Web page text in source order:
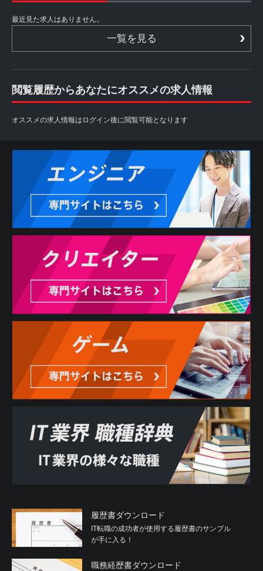
最近見た求人はありません。
一覧を見る
閲覧履歴からあなたにオススメの求人情報
オススメの求人情報はログイン後に閲覧可能となります
履歴書ダウンロード
IT転職の成功者が使用する履歴書のサンプル
が手に入る！
職務経歴書ダウンロード